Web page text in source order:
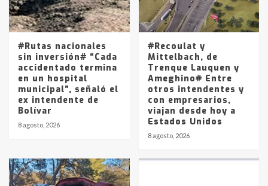
5
Los precios de los combustibles en
La Pampa, desde YPF hasta Axion
entre 857 a 1338 pesos
#Rutas nacionales
sin inversión# “Cada
accidentado termina
en un hospital
municipal”, señaló el
ex intendente de
Bolívar
8 agosto, 2026
#Recoulat y
Mittelbach, de
Trenque Lauquen y
Ameghino# Entre
otros intendentes y
con empresarios,
viajan desde hoy a
Estados Unidos
8 agosto, 2026